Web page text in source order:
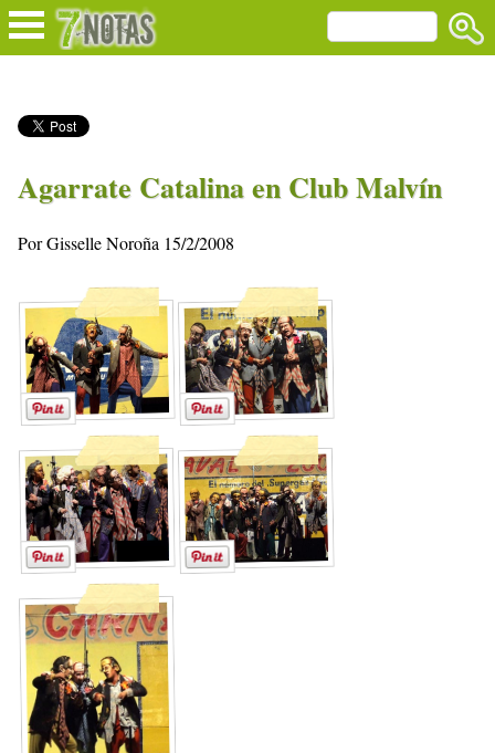
Agarrate Catalina en Club Malvín
Por Gisselle Noroña 15/2/2008